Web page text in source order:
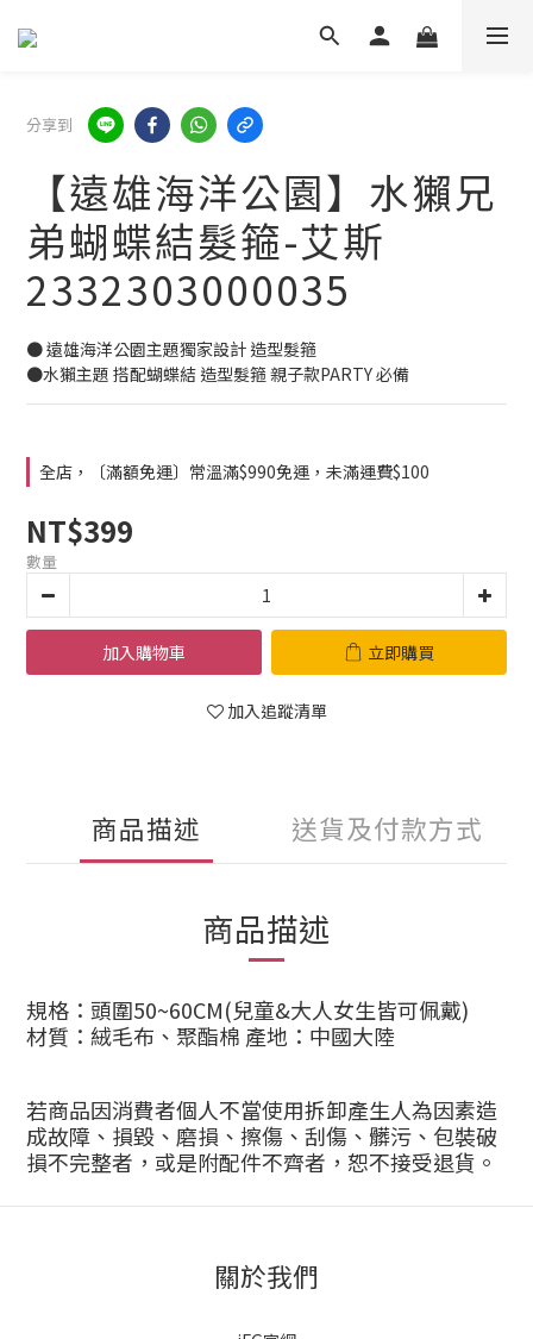
分享到
【遠雄海洋公園】水獺兄
弟蝴蝶結髮箍-艾斯
2332303000035
● 遠雄海洋公園主題獨家設計 造型髮箍
●水獺主題 搭配蝴蝶結 造型髮箍 親子款PARTY 必備
全店，〔滿額免運〕常溫滿$990免運，未滿運費$100
NT$399
數量
加入購物車 立即購買
加入追蹤清單
商品描述 送貨及付款方式
商品描述
規格：頭圍50~60CM(兒童&大人女生皆可佩戴)
材質：絨毛布、聚酯棉 產地：中國大陸
若商品因消費者個人不當使用拆卸產生人為因素造
成故障、損毀、磨損、擦傷、刮傷、髒污、包裝破
損不完整者，或是附配件不齊者，恕不接受退貨。
關於我們